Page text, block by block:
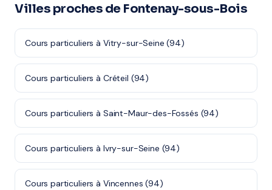
Villes proches de Fontenay-sous-Bois
Cours particuliers à Vitry-sur-Seine (94)
Cours particuliers à Créteil (94)
Cours particuliers à Saint-Maur-des-Fossés (94)
Cours particuliers à Ivry-sur-Seine (94)
Cours particuliers à Vincennes (94)